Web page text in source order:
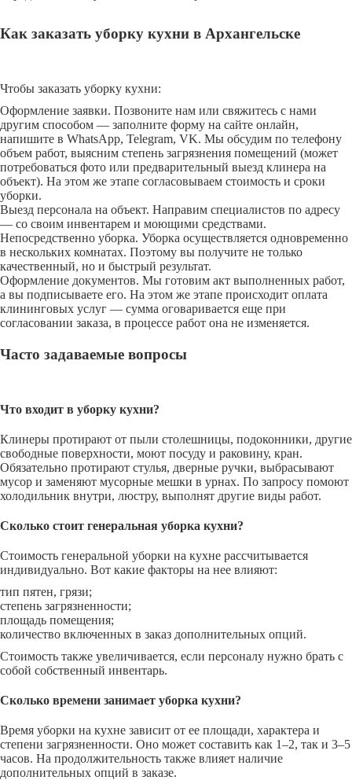
Как заказать уборку кухни в Архангельске
Чтобы заказать уборку кухни:
Оформление заявки. Позвоните нам или свяжитесь с нами
другим способом — заполните форму на сайте онлайн,
напишите в WhatsApp, Telegram, VK. Мы обсудим по телефону
объем работ, выясним степень загрязнения помещений (может
потребоваться фото или предварительный выезд клинера на
объект). На этом же этапе согласовываем стоимость и сроки
уборки.
Выезд персонала на объект. Направим специалистов по адресу
— со своим инвентарем и моющими средствами.
Непосредственно уборка. Уборка осуществляется одновременно
в нескольких комнатах. Поэтому вы получите не только
качественный, но и быстрый результат.
Оформление документов. Мы готовим акт выполненных работ,
а вы подписываете его. На этом же этапе происходит оплата
клининговых услуг — сумма оговаривается еще при
согласовании заказа, в процессе работ она не изменяется.
Часто задаваемые вопросы
Что входит в уборку кухни?
Клинеры протирают от пыли столешницы, подоконники, другие
свободные поверхности, моют посуду и раковину, кран.
Обязательно протирают стулья, дверные ручки, выбрасывают
мусор и заменяют мусорные мешки в урнах. По запросу помоют
холодильник внутри, люстру, выполнят другие виды работ.
Сколько стоит генеральная уборка кухни?
Стоимость генеральной уборки на кухне рассчитывается
индивидуально. Вот какие факторы на нее влияют:
тип пятен, грязи;
степень загрязненности;
площадь помещения;
количество включенных в заказ дополнительных опций.
Стоимость также увеличивается, если персоналу нужно брать с
собой собственный инвентарь.
Сколько времени занимает уборка кухни?
Время уборки на кухне зависит от ее площади, характера и
степени загрязненности. Оно может составить как 1–2, так и 3–5
часов. На продолжительность также влияет наличие
дополнительных опций в заказе.